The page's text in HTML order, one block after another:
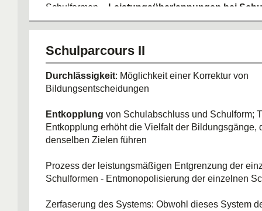
Schulformen. -
Leistungsüberlappungen bei
FAZIT: Mit dem wenig leistungsangemessenen
Grundschule in die Bildungswege der
immer nochstark ausgeprägte soziale Auslese
Schulparcours II
Durchlässigkeit: Möglichkeit einer Korrektur von
Bildungsentscheidungen
Entkopplung von Schulabschluss und Schulform;
Entkopplung erhöht die Vielfalt der Bildungsgänge,
denselben Zielen führen
Prozess der leistungsmäßigen Entgrenzung der
Schulformen - Entmonopolisierung der einzelnen
Zerfaserung des Systems: Obwohl dieses System